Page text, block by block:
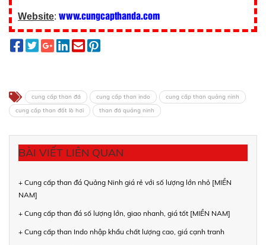
Website: www.cungcapthanda.com
cung cấp than đá cung cấp than indo
cung cấp than quảng ninh
cung cấp than đốt lò hơi
than đá quảng ninh
BÀI VIẾT LIÊN QUAN
+ Cung cấp than đá Quảng Ninh giá rẻ với số lượng lớn nhỏ [MIỀN
NAM]
+ Cung cấp than đá số lượng lớn, giao nhanh, giá tốt [MIỀN NAM]
+ Cung cấp than Indo nhập khẩu chất lượng cao, giá cạnh tranh